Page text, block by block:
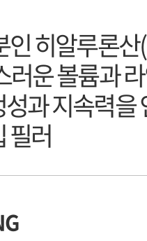
인 히알루론
러운 볼륨과
과 지속력을
필러